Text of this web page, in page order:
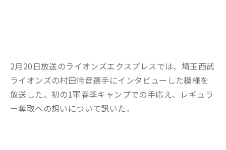
2月20日放送のライオンズエクスプレスでは、埼玉西武
ライオンズの村田怜音選手にインタビューした模様を
放送した。初の1軍春季キャンプでの手応え、レギュラ
ー奪取への想いについて訊いた。